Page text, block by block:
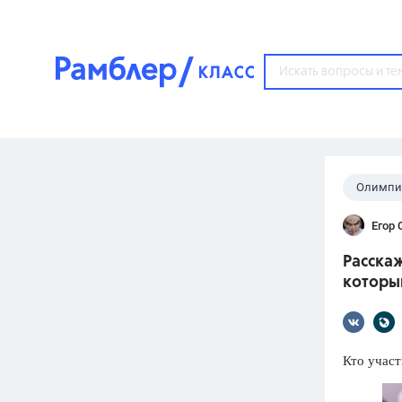
Популярные
ГДЗ
ОГЭ
Егор
Кто